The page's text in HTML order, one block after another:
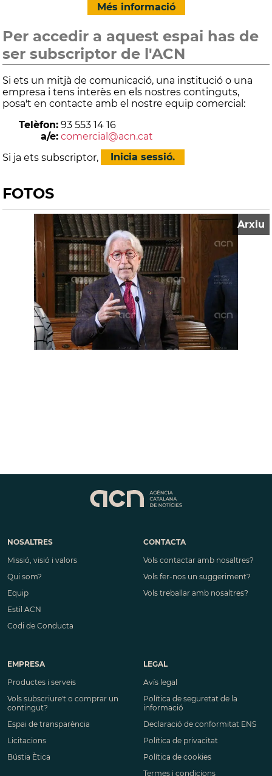
Més informació
Per accedir a aquest espai has de
ser subscriptor de l'ACN
Si ets un mitjà de comunicació, una institució o una
empresa i tens interès en els nostres continguts,
posa't en contacte amb el nostre equip comercial:
Telèfon: 93 553 14 16
a/e: comercial@acn.cat
Si ja ets subscriptor,
Inicia sessió.
FOTOS
Arxiu
NOSALTRES
Missió, visió i valors
Qui som?
Equip
Estil ACN
Codi de Conducta
CONTACTA
Vols contactar amb nosaltres?
Vols fer-nos un suggeriment?
Vols treballar amb nosaltres?
EMPRESA
Productes i serveis
Vols subscriure't o comprar un
contingut?
Espai de transparència
Licitacions
Bústia Ètica
LEGAL
Avís legal
Política de seguretat de la
informació
Declaració de conformitat ENS
Política de privacitat
Política de cookies
Termes i condicions